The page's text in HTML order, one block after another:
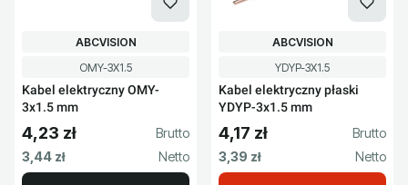
Kod produktu
OMY-3X1.5
Kabel elektryczny OMY-
3x1.5 mm
PRODUCENT
ABCVISION
Cena brutto
4,23 zł
Cena netto
3,44 zł
Kod produktu
YDYP-3X1.5
Kabel elektryczny płaski
YDYP-3x1.5 mm
PRODUCENT
ABCVISION
Cena brutto
4,17 zł
Cena netto
3,39 zł